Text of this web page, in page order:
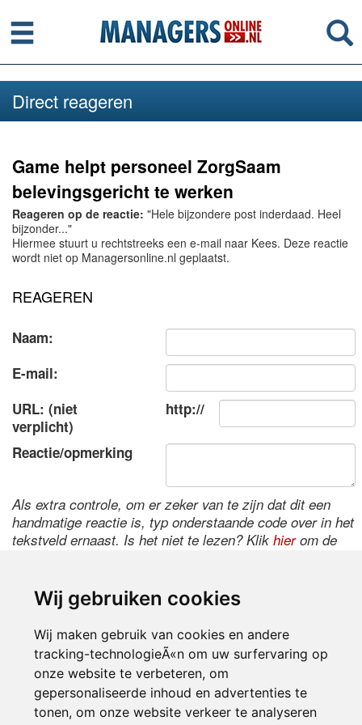
Wij gebruiken cookies
Wij maken gebruik van cookies en andere
tracking-technologieÃ«n om uw surfervaring op
onze website te verbeteren, om
gepersonaliseerde inhoud en advertenties te
tonen, om onze website verkeer te analyseren
Menu
Direct reageren
Game helpt personeel ZorgSaam
belevingsgericht te werken
Reageren op de reactie: "Hele bijzondere post inderdaad. Heel
bijzonder..."
Hiermee stuurt u rechtstreeks een e-mail naar Kees. Deze reactie
wordt niet op Managersonline.nl geplaatst.
REAGEREN
Naam:
E-mail:
URL: (niet
verplicht)
http://
Reactie/opmerking
Als extra controle, om er zeker van te zijn dat dit een
handmatige reactie is, typ onderstaande code over in het
tekstveld ernaast. Is het niet te lezen? Klik hierom de